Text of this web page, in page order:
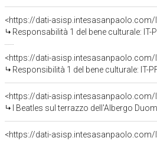
<https://dati-
Responsabilità 1 del bene culturale: IT-
<https://dati-
Responsibilità 1 del bene culturale: IT-
<https://dati-
I Beatles sul terrazzo dell'Albergo Duomo
<https://dati-